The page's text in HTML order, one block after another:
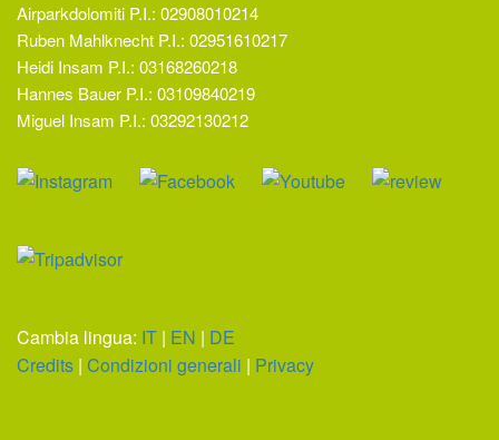
Airparkdolomiti P.I.: 02908010214
Ruben Mahlknecht P.I.: 02951610217
Heidi Insam P.I.: 03168260218
Hannes Bauer P.I.: 03109840219
Miguel Insam P.I.: 03292130212
Cambia lingua: IT | EN | DE
Credits | Condizioni generali | Privacy